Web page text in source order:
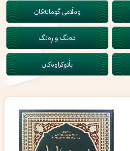
وەڵامی گومانەکان
دەنگ و ڕەنگ
بڵاوکراوەکان